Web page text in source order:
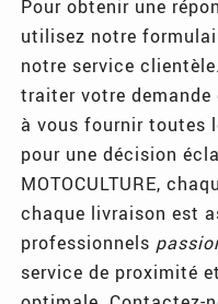
Pour obtenir une
utilisez notre
notre service
traiter votre
à vous fournir toutes
pour une décision
MOTOCULTURE,
chaque livraison est
professionnels
service de proximité